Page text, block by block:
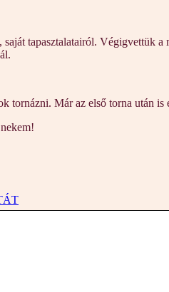
tapasztalatairól. Végigvettük
Már az első torna után is